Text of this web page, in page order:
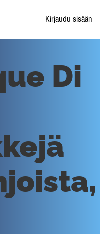
Kirjaudu sisään
Di